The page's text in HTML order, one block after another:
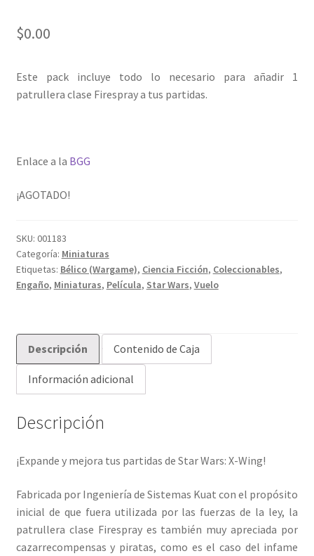
$0.00
Este pack incluye todo lo necesario para añadir 1
patrullera clase Firespray a tus partidas.
Enlace a la BGG
¡AGOTADO!
SKU: 001183
Categoría: Miniaturas
Etiquetas: Bélico (Wargame), Ciencia Ficción, Coleccionables,
Engaño, Miniaturas, Película, Star Wars, Vuelo
Descripción Contenido de Caja
Información adicional
Descripción
¡Expande y mejora tus partidas de Star Wars: X-Wing!
Fabricada por Ingeniería de Sistemas Kuat con el propósito
inicial de que fuera utilizada por las fuerzas de la ley, la
patrullera clase Firespray es también muy apreciada por
cazarrecompensas y piratas, como es el caso del infame